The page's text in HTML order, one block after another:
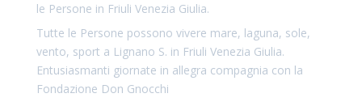
le Persone in Friuli Venezia Giulia.
Tutte le Persone possono vivere mare, laguna, sole,
vento, sport a Lignano S. in Friuli Venezia Giulia.
Entusiasmanti giornate in allegra compagnia con la
Fondazione Don Gnocchi